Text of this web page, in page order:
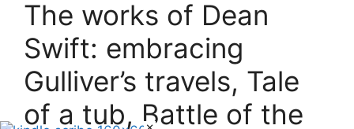
The works of Dean
Swift: embracing
Gulliver’s travels, Tale
of a tub, Battle of the